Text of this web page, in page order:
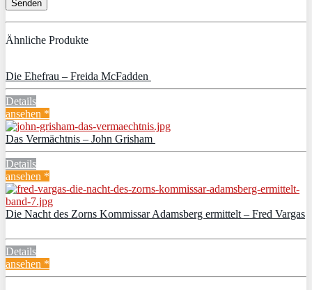
Ähnliche Produkte
Die Ehefrau – Freida McFadden
Details
ansehen *
Das Vermächtnis – John Grisham
Details
ansehen *
Die Nacht des Zorns Kommissar Adamsberg ermittelt – Fred Vargas
Details
ansehen *